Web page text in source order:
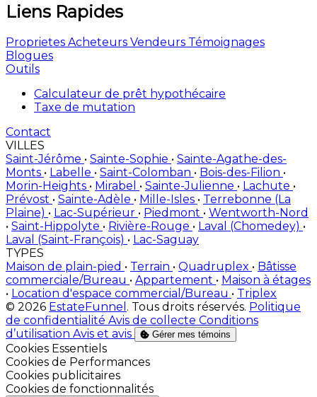
Liens Rapides
Proprietes Acheteurs Vendeurs Témoignages
Blogues
Outils
Calculateur de prêt hypothécaire
Taxe de mutation
Contact
VILLES
Saint-Jérôme • Sainte-Sophie • Sainte-Agathe-des-
Monts • Labelle • Saint-Colomban • Bois-des-Filion •
Morin-Heights • Mirabel • Sainte-Julienne • Lachute •
Prévost • Sainte-Adèle • Mille-Isles • Terrebonne (La
Plaine) • Lac-Supérieur • Piedmont • Wentworth-Nord
• Saint-Hippolyte • Rivière-Rouge • Laval (Chomedey) •
Laval (Saint-François) • Lac-Saguay
TYPES
Maison de plain-pied • Terrain • Quadruplex • Bâtisse
commerciale/Bureau • Appartement • Maison à étages
• Location d'espace commercial/Bureau • Triplex
© 2026 EstateFunnel . Tous droits réservés. Politique
de confidentialité Avis de collecte Conditions
d’utilisation Avis et avis Gérer mes témoins
Activer
Cookies Essentiels
Activer
Cookies de Performances
Activer
Cookies publicitaires
Activer
Cookies de fonctionnalités